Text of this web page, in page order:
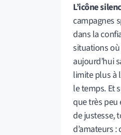
L’icône
campagnes
dans la
situations où
aujourd’hui
limite plus à
le temps. Et
que très peu
de justesse,
d’amateurs